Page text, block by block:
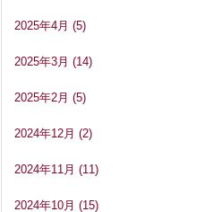
2025年4月 (5)
2025年3月 (14)
2025年2月 (5)
2024年12月 (2)
2024年11月 (11)
2024年10月 (15)